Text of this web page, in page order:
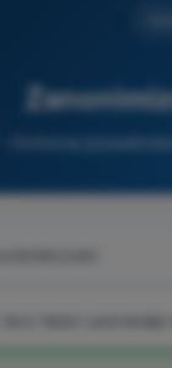
- Ochrona
lecz twarz pozostaje